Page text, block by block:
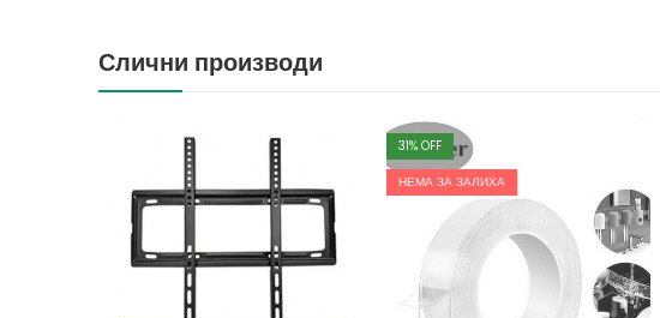
Слични производи
31% OFF
НЕМА ЗА ЗАЛИХА